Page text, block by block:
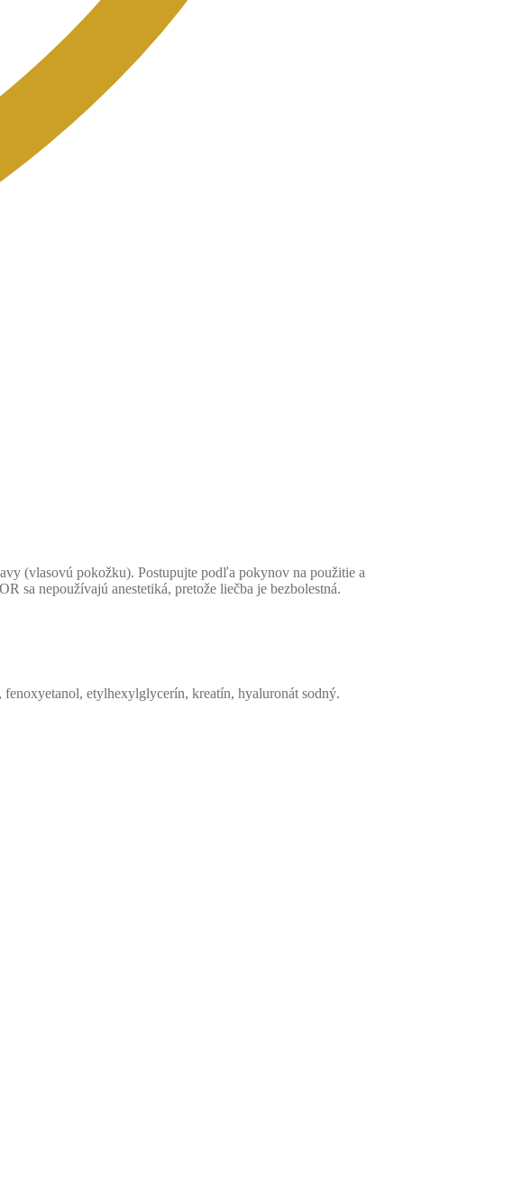
(vlasovú pokožku). Postupujte podľa pokynov na použitie a
nepoužívajú anestetiká, pretože liečba je bezbolestná.
etylhexylglycerín, kreatín, hyaluronát sodný.